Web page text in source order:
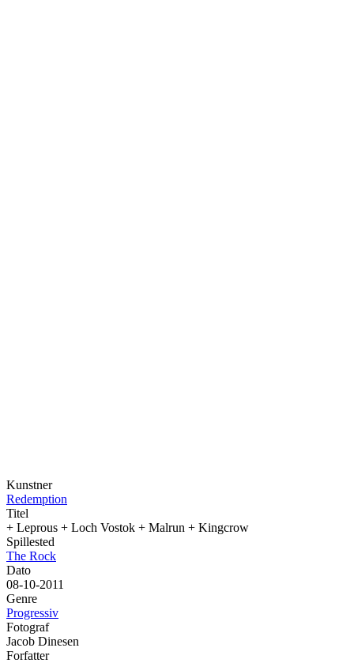
Kunstner
Redemption
Titel
+ Leprous + Loch Vostok + Malrun + Kingcrow
Spillested
The Rock
Dato
08-10-2011
Genre
Progressiv
Fotograf
Jacob Dinesen
Forfatter